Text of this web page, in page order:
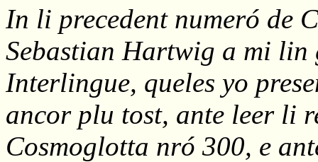
In li precedent numeró de
Sebastian Hartwig a mi
Interlingue, queles yo
ancor plu tost, ante leer li
Cosmoglotta nró 300, e